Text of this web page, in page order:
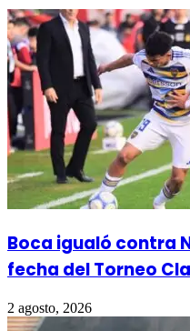
Boca igualó contra
fecha del Torneo
2 agosto, 2026